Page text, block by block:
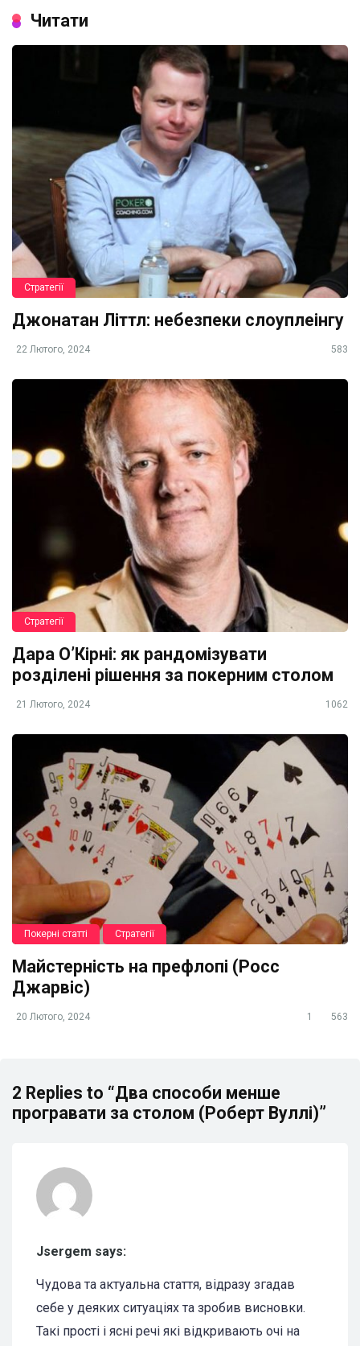
Читати
Стратегії
Джонатан Літтл: небезпеки слоуплеінгу
22 Лютого, 2024 583
Стратегії
Дара О’Кірні: як рандомізувати
розділені рішення за покерним столом
21 Лютого, 2024 1062
Покерні статті Стратегії
Майстерність на префлопі (Росс
Джарвіс)
20 Лютого, 2024 1 563
2 Replies to “Два способи менше
програвати за столом (Роберт Вуллі)”
Jsergem says:
Чудова та актуальна стаття, відразу згадав
себе у деяких ситуаціях та зробив висновки.
Такі прості і ясні речі які відкривають очі на